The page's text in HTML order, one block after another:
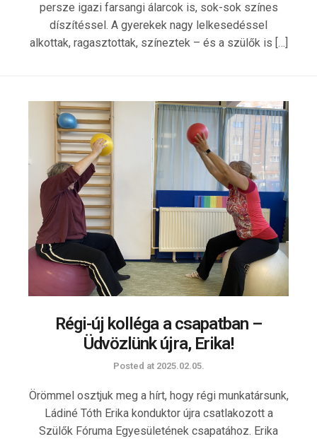
persze igazi farsangi álarcok is, sok-sok színes
díszítéssel. A gyerekek nagy lelkesedéssel
alkottak, ragasztottak, színeztek – és a szülők is […]
Régi-új kolléga a csapatban –
Üdvözlünk újra, Erika!
Posted at 2025.02.05.
Örömmel osztjuk meg a hírt, hogy régi munkatársunk,
Ládiné Tóth Erika konduktor újra csatlakozott a
Szülők Fóruma Egyesületének csapatához. Erika